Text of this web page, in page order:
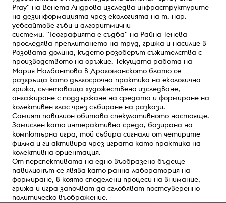
Pray" на Венета Андрова изследва инфраструктурите
на дезинформацията чрез екологията на т. нар.
уебсайтове гъби и алгоритмични
системи. "Географията е съдба" на Райна Тенева
проследява преплитането на труд, грижа и насилие в
Розовата долина, където розоберът съжителства с
производството на оръжие. Текущата работа на
Мария Налбантова в Драгоманското блато се
разгръща като дългосрочна практика на екологична
грижа, съчетаваща художествено изследване,
ангажиране с поддържане на средата и формиране на
колективен глас чрез събиране на разкази.
Самият павилион обитава спекулативното настояще.
Замислен като интерактивна среда, базирана на
компютърна игра, той събира сигнали от четирите
филма и ги активира чрез играта като практика на
колективна ориентация.
От перспективата на едно въобразено бъдеще
павилионът се явява като ранна лаборатория на
формиране, в която споделени процеси на внимание,
грижа и игра започват да сглобяват постсуверенно
политическо въображение.